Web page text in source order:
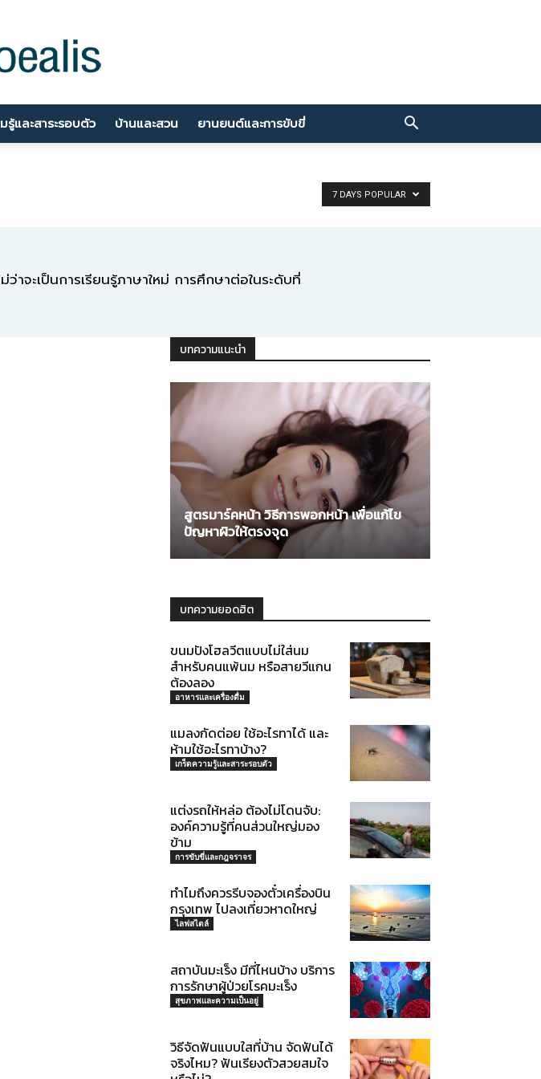
นานา
รู้และสาระรอบตัว บ้านและสวน ยานยนต์และการขับขี่
7 DAYS POPULAR
จะเป็นการเรียนรู้ภาษาใหม่ การศึกษาต่อในระดับที่
บทความแนะนำ
สูตรมาร์คหน้า วิธีการพอกหน้า เพื่อแก้ไข
ปัญหาผิวให้ตรงจุด
บทความยอดฮิต
ขนมปังโฮลวีตแบบไม่ใส่นม
สำหรับคนแพ้นม หรือสายวีแกน
ต้องลอง
อาหารและเครื่องดื่ม
แมลงกัดต่อย ใช้อะไรทาได้ และ
ห้ามใช้อะไรทาบ้าง?
เกร็ดความรู้และสาระรอบตัว
แต่งรถให้หล่อ ต้องไม่โดนจับ:
องค์ความรู้ที่คนส่วนใหญ่มอง
ข้าม
การขับขี่และกฎจราจร
ทำไมถึงควรรีบจองตั๋วเครื่องบิน
กรุงเทพ ไปลงเที่ยวหาดใหญ่
ไลฟสไตล์
สถาบันมะเร็ง มีที่ไหนบ้าง บริการ
การรักษาผู้ป่วยโรคมะเร็ง
สุขภาพและความเป็นอยู่
วิธีจัดฟันแบบใสที่บ้าน จัดฟันได้
จริงไหม? ฟันเรียงตัวสวยสมใจ